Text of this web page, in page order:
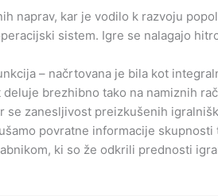
naprav, kar je vodilo k razvoju
sistem. Igre se nalagajo
– načrtovana je bila kot
brezhibno tako na namiznih
zanesljivost preizkušenih
povratne informacije
ki so že odkrili prednosti